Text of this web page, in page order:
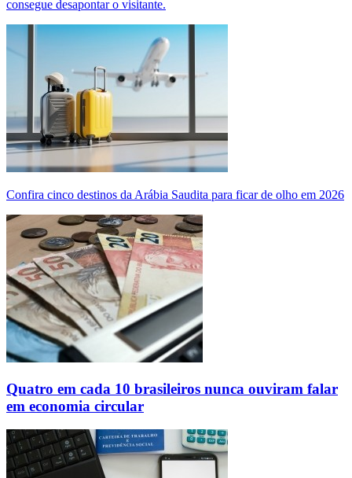
consegue desapontar o visitante.
Confira cinco destinos da Arábia Saudita para ficar de olho em 2026
Quatro em cada 10 brasileiros nunca ouviram falar
em economia circular